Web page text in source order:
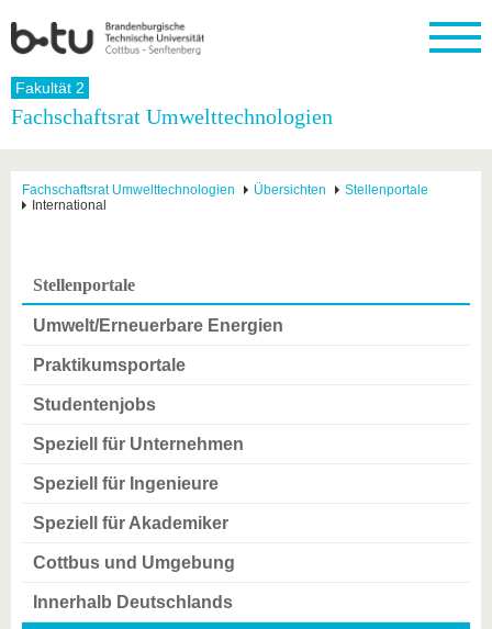
Startseite
Struktur
Engagement
Partnerschaften
Strukturwandel
Forschung
Wissenschaftlicher
Nachwuchs
Nach
dem
Studium
Profil
Mit der
Studierende
Fachkräfte
Gründen
Sport &
Fakultät 2
Fachschaftsrat Umwelttechnologien
Fachschaftsrat Umwelttechnologien Übersichten
Stellenportale
International
Stellenportale
Umwelt/Erneuerbare Energien
Praktikumsportale
Studentenjobs
Speziell für Unternehmen
Speziell für Ingenieure
Speziell für Akademiker
Cottbus und Umgebung
Innerhalb Deutschlands